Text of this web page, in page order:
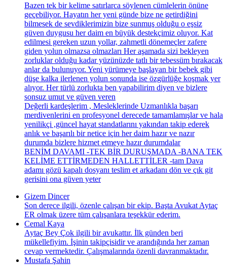
Bazen tek bir kelime satırlarca söylenen cümlelerin önüne
geçebiliyor. Hayatın her yeni günde bize ne getirdiğini
bilmesek de sevdiklerimizin bize sunmuş olduğu o eşsiz
güven duygusu her daim en büyük destekçimiz oluyor. Kat
edilmesi gereken uzun yollar, zahmetli dönemeçler zafere
giden yolun olmazsa olmazları Her aşamada sizi bekleyen
zorluklar olduğu kadar yüzünüzde tatlı bir tebessüm bırakacak
anlar da bulunuyor. Yeni yürümeye başlayan bir bebek gibi
düşe kalka ilerlenen yolun sonunda ise özgürlüğe koşmak yer
alıyor. Her türlü zorlukta ben yapabilirim diyen ve bizlere
sonsuz umut ve güven veren
Değerli kardeşlerim , Mesleklerinde Uzmanlıkla başarı
merdivenlerini en profesyonel derecede tamamlamışlar ve hala
yenilikçi ,güncel hayat standatlarını yakından takip ederek
anlık ve başarılı bir netice için her daim hazır ve nazır
durumda bizlere hizmet etmeye hazır durumdalar
BENİM DAVAMI -TEK BİR DURUŞMADA -BANA TEK
KELİME ETTİRMEDEN HALLETTİLER -tam Dava
adamı gözü kapalı dosyanı teslim et arkadanı dön ve çık git
gerisini ona güven yeter
Gizem Dincer
Son derece ilgili, özenle çalışan bir ekip. Başta Avukat Aytaç
ER olmak üzere tüm çalışanlara teşekkür ederim.
Cemal Kaya
Aytaç Bey Çok ilgili bir avukattır. İlk günden beri
mükellefiyim. İşinin takipçisidir ve arandığında her zaman
cevap vermektedir. Çalışmalarında özenli davranmaktadır.
Mustafa Şahin